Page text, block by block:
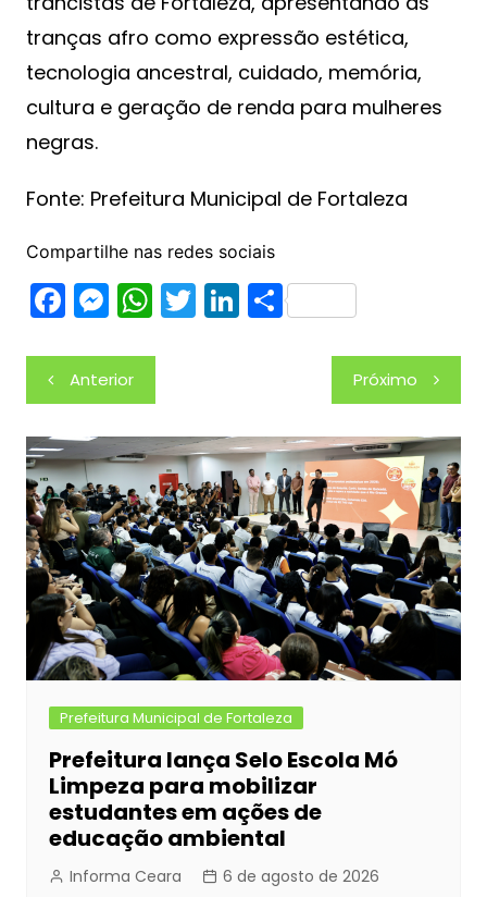
tranças afro como expressão estética,
tecnologia ancestral, cuidado, memória,
cultura e geração de renda para mulheres
negras.
Fonte: Prefeitura Municipal de Fortaleza
Compartilhe nas redes sociais
F
c
e
b
o
o
k
M
s
s
e
n
g
er
W
at
s
A
p
p
T Li
dI
n
S
Navegação
de
Post
Anterior Próximo
Prefeitura Municipal de Fortaleza
Prefeitura lança Selo Escola Mó
Limpeza para mobilizar
estudantes em ações de
educação ambiental
Informa Ceara 6 de agosto de 2026